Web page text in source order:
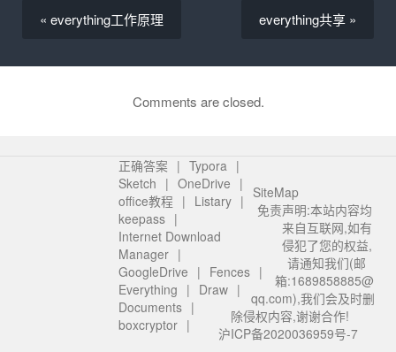
everything共享 »
« everything工作原理
Comments are closed.
正确答案
Typora
Sketch
OneDrive
office教程
Listary
keepass
Internet Download
Manager
GoogleDrive
Fences
Everything
Draw
Documents
boxcryptor
SiteMap
免责声明:本站内容均
来自互联网,如有
侵犯了您的权益,
请通知我们(邮
箱:1689858885@
qq.com),我们会及时删
除侵权内容,谢谢合作!
沪ICP备2020036959号-7